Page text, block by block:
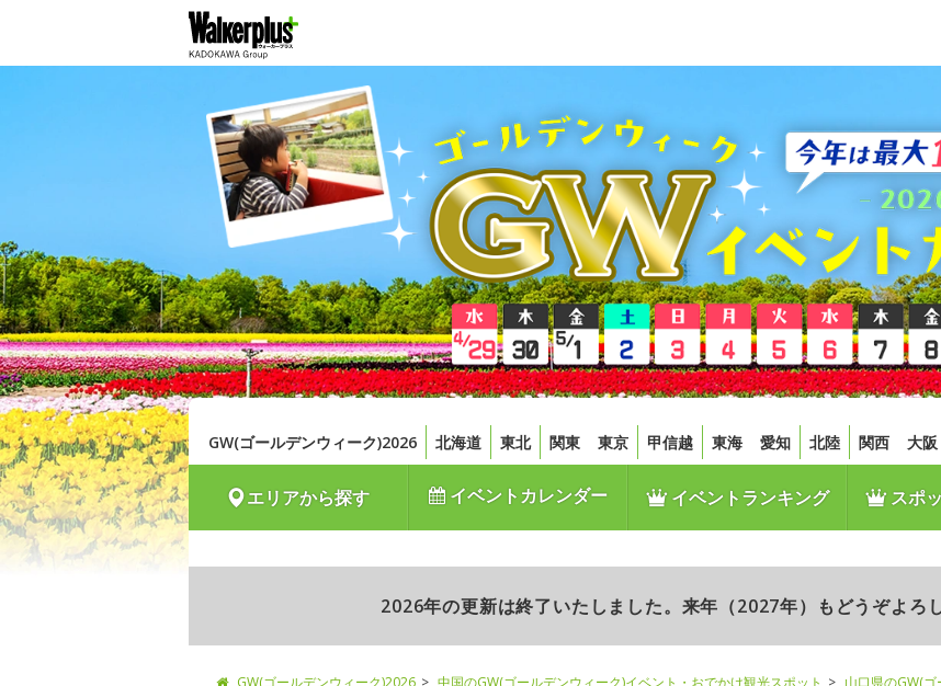
GW(ゴールデンウィーク)2026 北海道 東北 関東 東京 甲信越 東海 愛知 北陸 関西 大阪
エリアから探す イベントカレンダー イベントランキング スポ
2026年の更新は終了いたしました。来年（2027年）もどうぞよろ
GW(ゴールデンウィーク)2026 中国のGW(ゴールデンウィーク)イベント・おでかけ観光スポット
山口県のGW(